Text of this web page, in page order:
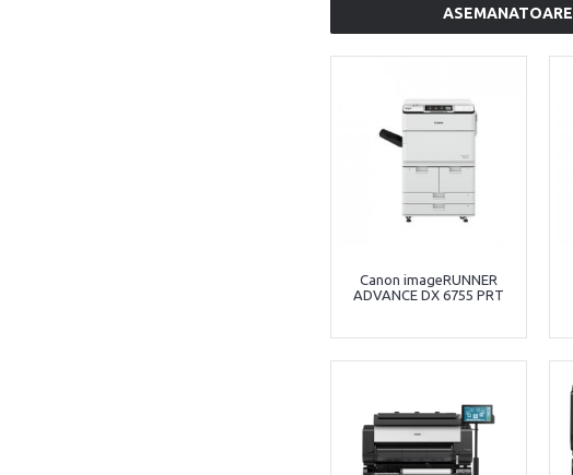
ASEMANATOARE
Canon imageRUNNER
ADVANCE DX 6755 PRT